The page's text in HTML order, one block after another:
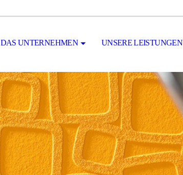
DAS UNTERNEHMEN UNSERE LEISTUNGEN